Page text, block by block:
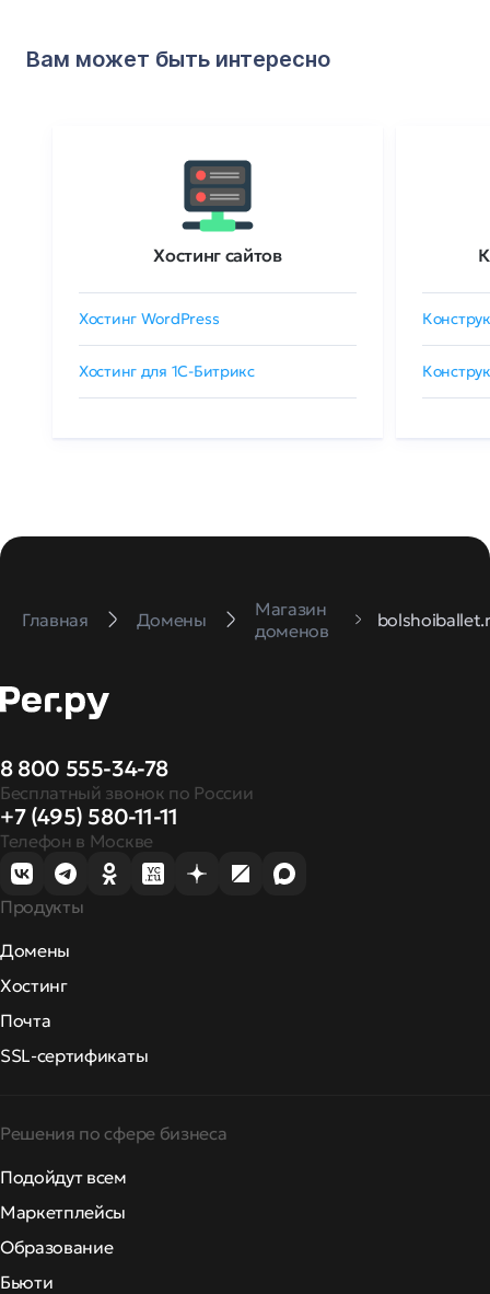
Вам может быть интересно
Хостинг сайтов
Хостинг WordPress
Хостинг для 1C-Битрикс
Главная Домены
Магазин
доменов
8 800 555-34-78
Бесплатный звонок по России
+7 (495) 580-11-11
Телефон в Москве
Продукты
Домены
Хостинг
Почта
SSL-сертификаты
Решения по сфере бизнеса
Подойдут всем
Маркетплейсы
Образование
Бьюти